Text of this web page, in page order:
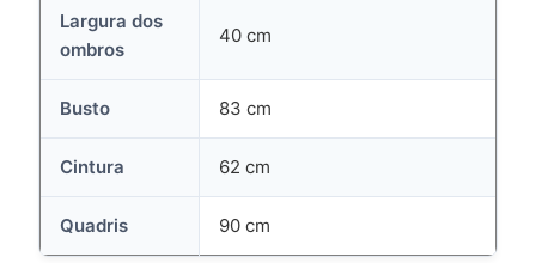
Largura dos
ombros
40 cm
Busto 83 cm
Cintura 62 cm
Quadris 90 cm